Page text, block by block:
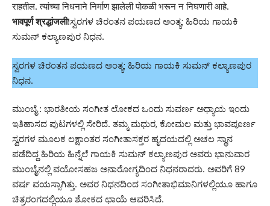
राहतील. त्यांच्या निधनाने निर्माण झालेली पोकळी भरून न निघणारी आहे.
भावपूर्ण श्रद्धांजली!ಸ್ವರಗಳ ಚಿರಂತನ ಪಯಣದ ಅಂತ್ಯ; ಹಿರಿಯ ಗಾಯಕಿ
ಸುಮನ್ ಕಲ್ಯಾಣಪುರ ನಿಧನ.
ಸ್ವರಗಳ ಚಿರಂತನ ಪಯಣದ ಅಂತ್ಯ; ಹಿರಿಯ ಗಾಯಕಿ ಸುಮನ್ ಕಲ್ಯಾಣಪುರ
ನಿಧನ.
ಮುಂಬೈ : ಭಾರತೀಯ ಸಂಗೀತ ಲೋಕದ ಒಂದು ಸುವರ್ಣ ಅಧ್ಯಾಯ ಇಂದು
ಇತಿಹಾಸದ ಪುಟಗಳಲ್ಲಿ ಸೇರಿದೆ. ತಮ್ಮ ಮಧುರ, ಕೋಮಲ ಮತ್ತು ಭಾವಪೂರ್ಣ
ಸ್ವರಗಳ ಮೂಲಕ ಲಕ್ಷಾಂತರ ಸಂಗೀತಾಸಕ್ತರ ಹೃದಯದಲ್ಲಿ ಅಚಲ ಸ್ಥಾನ
ಪಡೆದಿದ್ದ ಹಿರಿಯ ಹಿನ್ನೆಲೆ ಗಾಯಕಿ ಸುಮನ್ ಕಲ್ಯಾಣಪುರ ಅವರು ಭಾನುವಾರ
ಮುಂಬೈನಲ್ಲಿ ವಯೋಸಹಜ ಅನಾರೋಗ್ಯದಿಂದ ನಿಧನರಾದರು. ಅವರಿಗೆ 89
ವರ್ಷ ವಯಸ್ಸಾಗಿತ್ತು. ಅವರ ನಿಧನದಿಂದ ಸಂಗೀತಾಭಿಮಾನಿಗಳಲ್ಲಿಯೂ ಹಾಗೂ
ಚಿತ್ರರಂಗದಲ್ಲಿಯೂ ಶೋಕದ ಛಾಯೆ ಆವರಿಸಿದೆ.